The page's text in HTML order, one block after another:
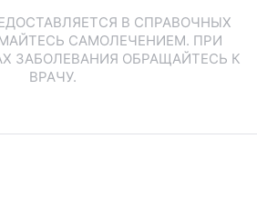
В СПРАВОЧНЫХ
САМОЛЕЧЕНИЕМ. ПРИ
ЗАБОЛЕВАНИЯ ОБРАЩАЙТЕСЬ К
ВРАЧУ.